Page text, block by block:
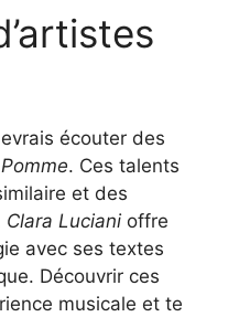
écouter des
Pomme. Ces talents
et des
Clara Luciani offre
avec ses textes
Découvrir ces
musicale et te